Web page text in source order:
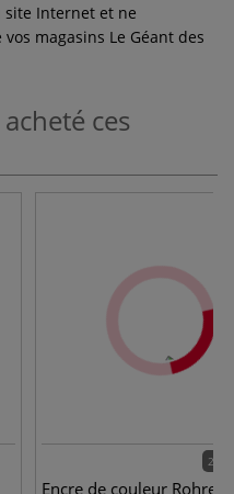
site Internet et ne
magasins Le Géant des
ces
24
Encre de couleur Rohrer